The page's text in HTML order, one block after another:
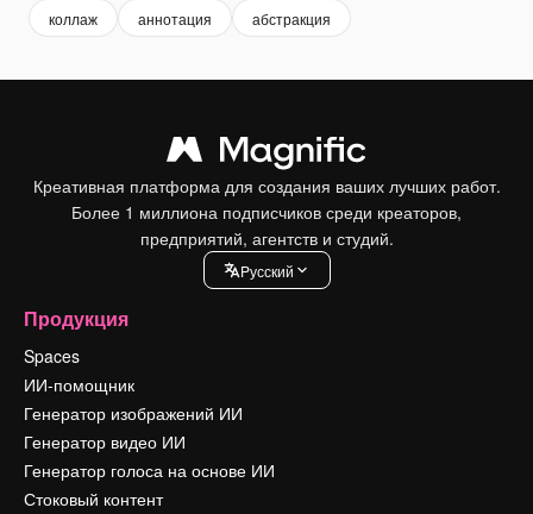
коллаж аннотация абстракция
Креативная платформа для создания ваших лучших работ.
Более 1 миллиона подписчиков среди креаторов,
предприятий, агентств и студий.
Pусский
Продукция
Spaces
ИИ-помощник
Генератор изображений ИИ
Генератор видео ИИ
Генератор голоса на основе ИИ
Стоковый контент